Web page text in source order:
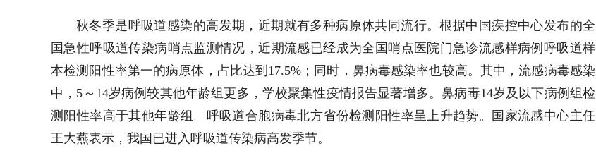
秋冬季是呼吸道感染的高发期，近期就有多种病原体共同流行。根据中国疾控中心发布的全
国急性呼吸道传染病哨点监测情况，近期流感已经成为全国哨点医院门急诊流感样病例呼吸道样
本检测阳性率第一的病原体，占比达到17.5%；同时，鼻病毒感染率也较高。其中，流感病毒感染
中，5～14岁病例较其他年龄组更多，学校聚集性疫情报告显著增多。鼻病毒14岁及以下病例组检
测阳性率高于其他年龄组。呼吸道合胞病毒北方省份检测阳性率呈上升趋势。国家流感中心主任
王大燕表示，我国已进入呼吸道传染病高发季节。